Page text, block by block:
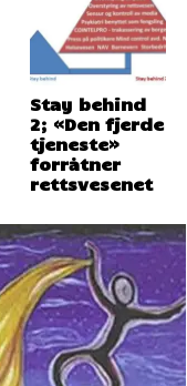
Stay behind
2; «Den fjerde
tjeneste»
forråtner
rettsvesenet